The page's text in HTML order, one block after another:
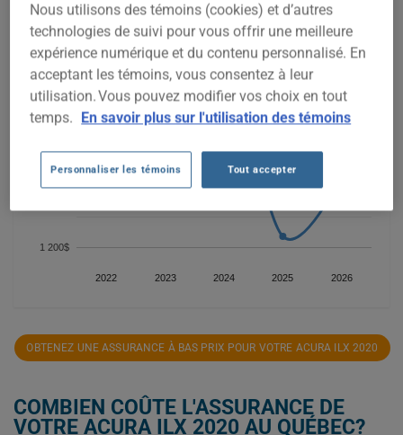
2022 2023 2024 2025 2026
1 200$
1 400$
1 600$
OBTENEZ UNE ASSURANCE À BAS PRIX POUR VOTRE ACURA ILX 2020
COMBIEN COÛTE L'ASSURANCE DE
VOTRE ACURA ILX 2020 AU QUÉBEC?
Nous utilisons des témoins (cookies) et d’autres
technologies de suivi pour vous offrir une meilleure
expérience numérique et du contenu personnalisé. En
acceptant les témoins, vous consentez à leur
utilisation. Vous pouvez modifier vos choix en tout
temps. En savoir plus sur l'utilisation des témoins
Personnaliser les témoins Tout accepter